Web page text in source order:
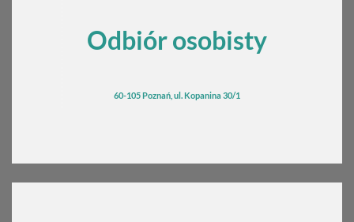
Odbiór osobisty
60-105 Poznań, ul. Kopanina 30/1